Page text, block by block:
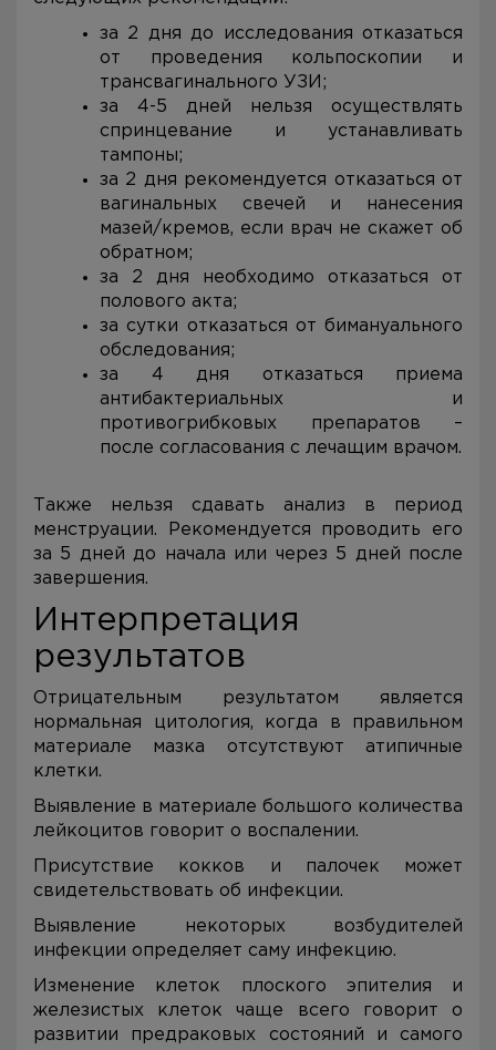
за 2 дня до исследования отказаться
от проведения кольпоскопии и
трансвагинального УЗИ;
за 4-5 дней нельзя осуществлять
спринцевание и устанавливать
тампоны;
за 2 дня рекомендуется отказаться от
вагинальных свечей и нанесения
мазей/кремов, если врач не скажет об
обратном;
за 2 дня необходимо отказаться от
полового акта;
за сутки отказаться от бимануального
обследования;
за 4 дня отказаться приема
антибактериальных и
противогрибковых препаратов –
после согласования с лечащим врачом.
Также нельзя сдавать анализ в период
менструации. Рекомендуется проводить его
за 5 дней до начала или через 5 дней после
завершения.
Интерпретация
результатов
Отрицательным результатом является
нормальная цитология, когда в правильном
материале мазка отсутствуют атипичные
клетки.
Выявление в материале большого количества
лейкоцитов говорит о воспалении.
Присутствие кокков и палочек может
свидетельствовать об инфекции.
Выявление некоторых возбудителей
инфекции определяет саму инфекцию.
Изменение клеток плоского эпителия и
железистых клеток чаще всего говорит о
развитии предраковых состояний и самого